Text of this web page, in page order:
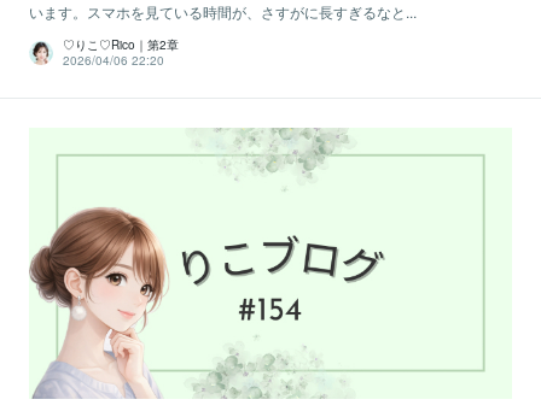
います。スマホを見ている時間が、さすがに長すぎるなと...
♡りこ♡Rico｜第2章
2026/04/06 22:20